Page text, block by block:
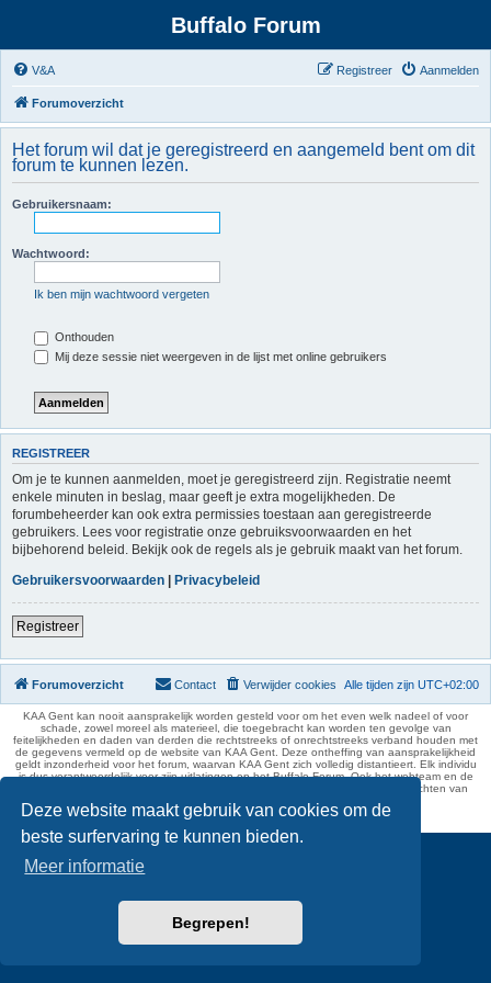
Deze website maakt gebruik van cookies om de
beste surfervaring te kunnen bieden.
Meer informatie
Begrepen!
Buffalo Forum
V&A Aanmelden
Registreer
Forumoverzicht
Het forum wil dat je geregistreerd en aangemeld bent om dit
forum te kunnen lezen.
Gebruikersnaam:
Wachtwoord:
Ik ben mijn wachtwoord vergeten
Onthouden
Mij deze sessie niet weergeven in de lijst met online gebruikers
REGISTREER
Om je te kunnen aanmelden, moet je geregistreerd zijn. Registratie neemt
enkele minuten in beslag, maar geeft je extra mogelijkheden. De
forumbeheerder kan ook extra permissies toestaan aan geregistreerde
gebruikers. Lees voor registratie onze gebruiksvoorwaarden en het
bijbehorend beleid. Bekijk ook de regels als je gebruik maakt van het forum.
Gebruikersvoorwaarden | Privacybeleid
Registreer
Forumoverzicht Alle tijden zijn UTC+02:00
Verwijder cookies
Contact
KAA Gent kan nooit aansprakelijk worden gesteld voor om het even welk nadeel of voor
schade, zowel moreel als materieel, die toegebracht kan worden ten gevolge van
feitelijkheden en daden van derden die rechtstreeks of onrechtstreeks verband houden met
de gegevens vermeld op de website van KAA Gent. Deze ontheffing van aansprakelijkheid
geldt inzonderheid voor het forum, waarvan KAA Gent zich volledig distantieert. Elk individu
is dus verantwoordelijk voor zijn uitlatingen op het Buffalo Forum. Ook het webteam en de
moderators kunnen niet aansprakelijk gesteld worden voor de inhoud van berichten van
phpBB Two Factor Authentication ©paul999